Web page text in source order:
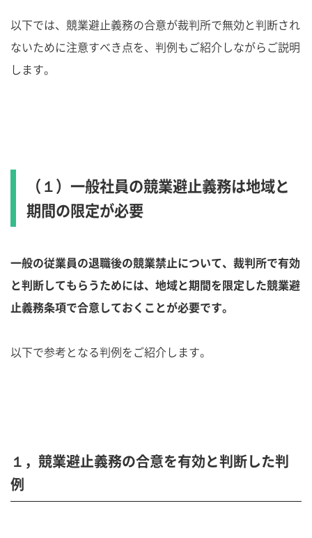
以下では、競業避止義務の合意が裁判所で無効と判断され
ないために注意すべき点を、判例もご紹介しながらご説明
します。
（１）一般社員の競業避止義務は地域と
期間の限定が必要
一般の従業員の退職後の競業禁止について、裁判所で有効
と判断してもらうためには、地域と期間を限定した競業避
止義務条項で合意しておくことが必要です。
以下で参考となる判例をご紹介します。
１，競業避止義務の合意を有効と判断した判
例